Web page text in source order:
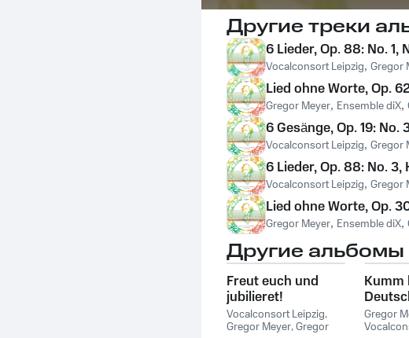
Другие треки
6 Lieder, Op. 88: No. 1,
Vocalconsort Leipzig, Gregor
Lied ohne Worte, Op.
Gregor Meyer, Ensemble diX,
6 Gesänge, Op. 19: No.
Vocalconsort Leipzig, Gregor
6 Lieder, Op. 88: No. 3,
Vocalconsort Leipzig, Gregor
Lied ohne Worte, Op.
Gregor Meyer, Ensemble diX,
Другие альбомы
Freut euch und
jubilieret!
Vocalconsort Leipzig,
Gregor Meyer,Gregor
Kumm
Gregor